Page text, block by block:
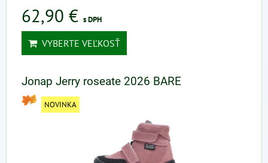
62,90 € s DPH
VYBERTE VEĽKOSŤ
Jonap Jerry roseate 2026 BARE
NOVINKA